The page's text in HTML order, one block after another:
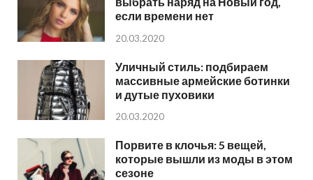
если времени нет
20.03.2020
Уличный стиль: подбираем
массивные армейские ботинки
и дутые пуховики
20.03.2020
Порвите в клочья: 5 вещей,
которые вышли из моды в этом
сезоне